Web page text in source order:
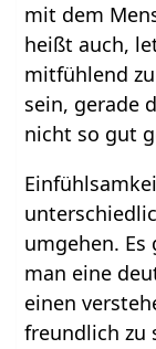
mit dem
heißt auch,
mitfühlend
sein, gerade
nicht so gut
umgehen. Es
man eine
einen
freundlich zu